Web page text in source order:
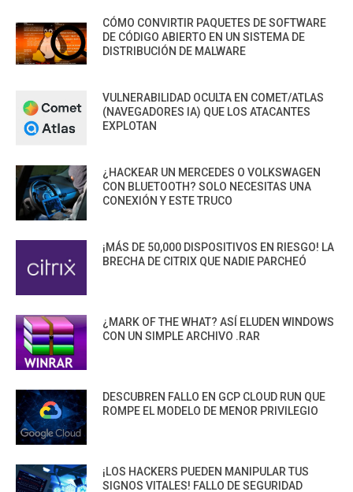
CÓMO CONVIRTIR PAQUETES DE SOFTWARE
DE CÓDIGO ABIERTO EN UN SISTEMA DE
DISTRIBUCIÓN DE MALWARE
VULNERABILIDAD OCULTA EN COMET/ATLAS
(NAVEGADORES IA) QUE LOS ATACANTES
EXPLOTAN
¿HACKEAR UN MERCEDES O VOLKSWAGEN
CON BLUETOOTH? SOLO NECESITAS UNA
CONEXIÓN Y ESTE TRUCO
¡MÁS DE 50,000 DISPOSITIVOS EN RIESGO! LA
BRECHA DE CITRIX QUE NADIE PARCHEÓ
¿MARK OF THE WHAT? ASÍ ELUDEN WINDOWS
CON UN SIMPLE ARCHIVO .RAR
DESCUBREN FALLO EN GCP CLOUD RUN QUE
ROMPE EL MODELO DE MENOR PRIVILEGIO
¡LOS HACKERS PUEDEN MANIPULAR TUS
SIGNOS VITALES! FALLO DE SEGURIDAD